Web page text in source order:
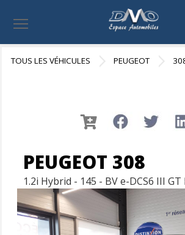
TOUS LES VÉHICULES PEUGEOT
PEUGEOT 308
1.2i Hybrid - 145 - BV e-DCS6 III GT